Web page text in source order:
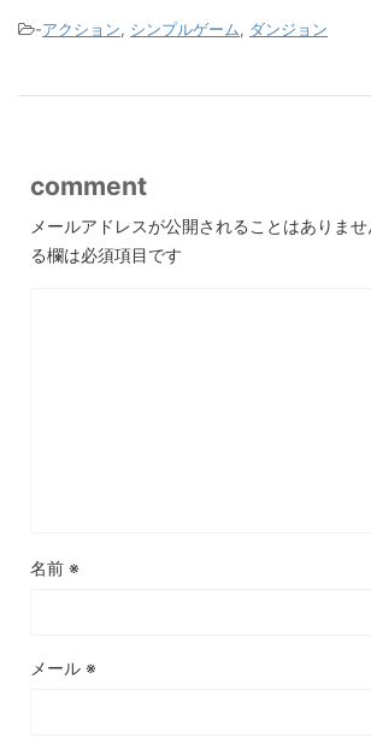
-アクション, シンプルゲーム, ダンジョン
comment
メールアドレスが公開されることはありませ
る欄は必須項目です
名前 ※
メール ※